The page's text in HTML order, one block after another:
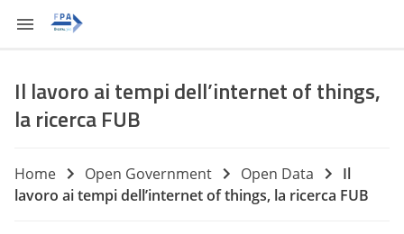
Il lavoro ai tempi dell’internet of things,
la ricerca FUB
Home Open Government Open Data
Il
lavoro ai tempi dell’internet of things, la ricerca FUB